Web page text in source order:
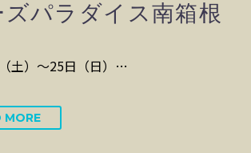
パラダイス南箱根
土）～25日（日）…
MORE